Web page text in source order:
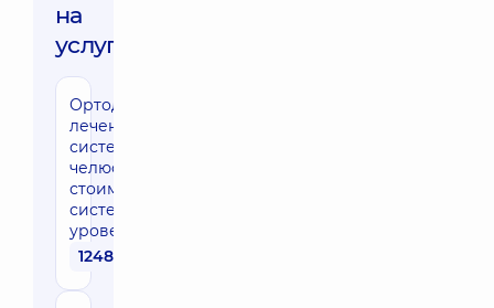
на
услуги:
Ортодонтическое
лечение брекет-
системой (две
челюсти, без
стоимости
системы),
уровень эксперт
124860 грн